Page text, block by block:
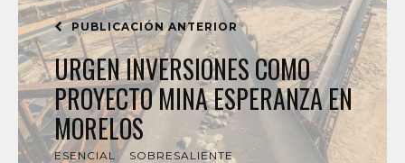
PUBLICACIÓN ANTERIOR
URGEN INVERSIONES COMO
PROYECTO MINA ESPERANZA EN
MORELOS
ESENCIAL SOBRESALIENTE